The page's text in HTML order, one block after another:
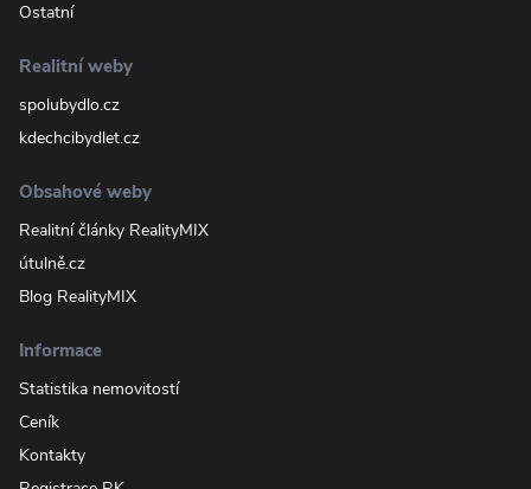
Ostatní
Realitní weby
spolubydlo.cz
kdechcibydlet.cz
Obsahové weby
Realitní články RealityMIX
útulně.cz
Blog RealityMIX
Informace
Statistika nemovitostí
Ceník
Kontakty